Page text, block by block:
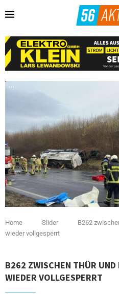
Home Slider
B262
wieder vollgesperrt
B262 ZWISCHEN THÜR UND
WIEDER VOLLGESPERRT